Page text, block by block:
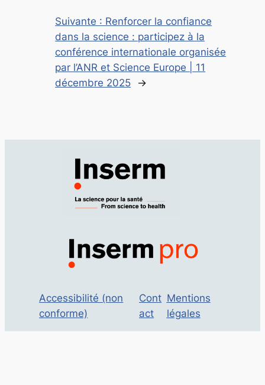
Suivante : Renforcer la confiance
dans la science : participez à la
conférence internationale organisée
par l’ANR et Science Europe | 11
décembre 2025
→
Accessibilité (non
conforme)
Cont
act
Mentions
légales